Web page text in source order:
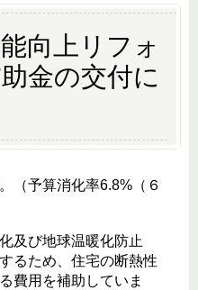
向上リフォ
金の交付に
予算消化率6.8%（６
及び地球温暖化防止
るため、住宅の断熱性
費用を補助していま